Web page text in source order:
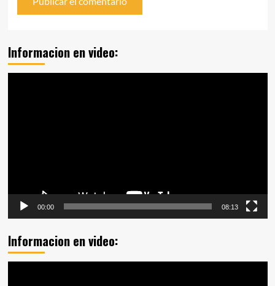
Informacion en video:
00:00 08:13
Informacion en video: